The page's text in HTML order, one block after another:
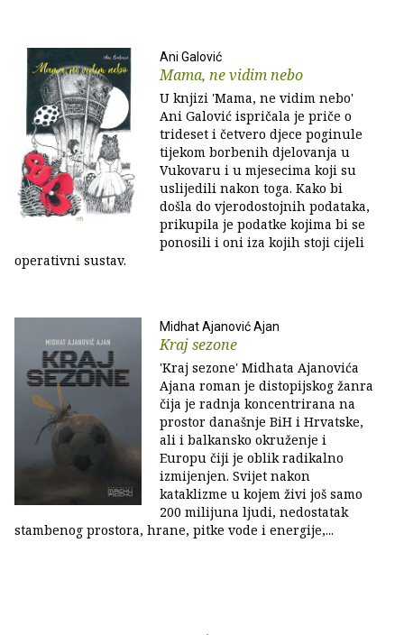
Ani Galović
Mama, ne vidim nebo
U knjizi 'Mama, ne vidim nebo'
Ani Galović ispričala je priče o
trideset i četvero djece poginule
tijekom borbenih djelovanja u
Vukovaru i u mjesecima koji su
uslijedili nakon toga. Kako bi
došla do vjerodostojnih podataka,
prikupila je podatke kojima bi se
ponosili i oni iza kojih stoji cijeli
operativni sustav.
Midhat Ajanović Ajan
Kraj sezone
'Kraj sezone' Midhata Ajanovića
Ajana roman je distopijskog žanra
čija je radnja koncentrirana na
prostor današnje BiH i Hrvatske,
ali i balkansko okruženje i
Europu čiji je oblik radikalno
izmijenjen. Svijet nakon
kataklizme u kojem živi još samo
200 milijuna ljudi, nedostatak
stambenog prostora, hrane, pitke vode i energije,...